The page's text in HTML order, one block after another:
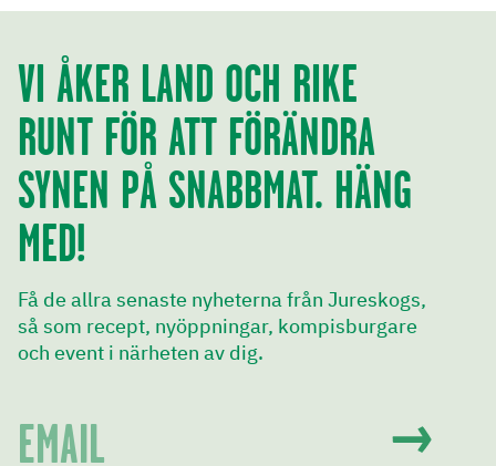
VI ÅKER LAND OCH RIKE
RUNT FÖR ATT FÖRÄNDRA
SYNEN PÅ SNABBMAT. HÄNG
MED!
Få de allra senaste nyheterna från Jureskogs,
så som recept, nyöppningar, kompisburgare
och event i närheten av dig.